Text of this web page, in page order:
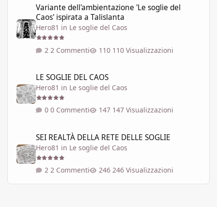
Variante dell'ambientazione 'Le soglie del
Caos' ispirata a Talislanta
Hero81 in Le soglie del Caos
2 Commenti 110 Visualizzazioni
LE SOGLIE DEL CAOS
Hero81 in Le soglie del Caos
0 Commenti 147 Visualizzazioni
SEI REALTÀ DELLA RETE DELLE SOGLIE
Hero81 in Le soglie del Caos
2 Commenti 246 Visualizzazioni